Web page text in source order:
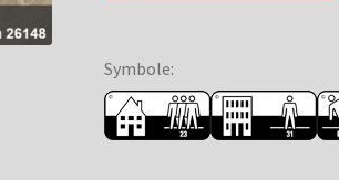
Symbole: